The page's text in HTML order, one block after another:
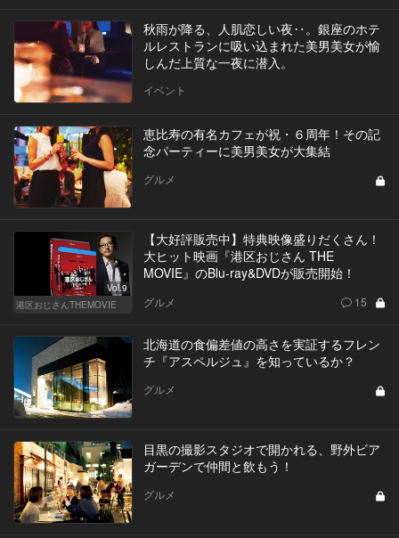
秋雨が降る、人肌恋しい夜‥。銀座のホテ
ルレストランに吸い込まれた美男美女が愉
しんだ上質な一夜に潜入。
イベント
恵比寿の有名カフェが祝・６周年！その記
念パーティーに美男美女が大集結
グルメ
Vol.9
港区おじさんTHEMOVIE
【大好評販売中】特典映像盛りだくさん！
大ヒット映画『港区おじさん THE
MOVIE』のBlu-ray&DVDが販売開始！
グルメ 15
北海道の食偏差値の高さを実証するフレン
チ『アスペルジュ』を知っているか？
グルメ
目黒の撮影スタジオで開かれる、野外ビア
ガーデンで仲間と飲もう！
グルメ